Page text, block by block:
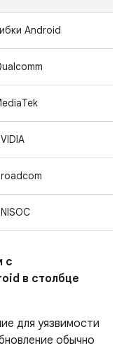
Android
с
в столбце
для уязвимости
обычно